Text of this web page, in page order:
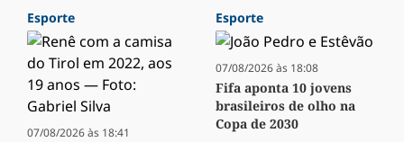
Esporte
07/08/2026 às 18:41
Esporte
07/08/2026 às 18:08
Fifa aponta 10 jovens
brasileiros de olho na
Copa de 2030